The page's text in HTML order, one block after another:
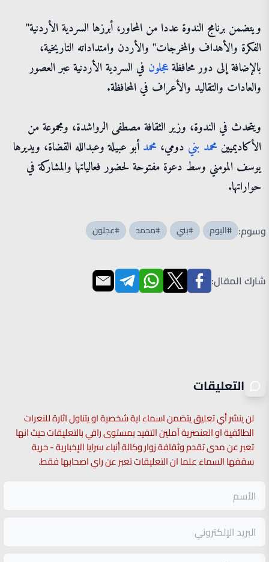
ويتضمن برنامج الندوة عددا من المحاور، أبرزها السردية الأردنية"
الفكرة والأهداف والمخرجات" والأردن وامتداداته التاريخية،
بالإضافة إلى دور محافظةعجلون في السردية الأردنية عبر العصور
والعادات والتقاليد والأعراف في المحافظة.
ويتحدث في الندوة، وزير الثقافة مصطفى الرواشدة، ومجموعة من
الأكاديميين محمد بني دومي، محمدأبو عبيلة وعبدالله القضاة، ويديرها
يوسف المومني وسط دعوة مفتوحة لحضور فعالياتها والمشاركة في
حواراتها.
وسوم: #اليوم #بني #محمد #عجلون
شارك المقال:
التعليقات
لن ينشر أي تعليق يتضمن اسماء اية شخصية او يتناول اثارة للنعرات
الطائفية او العنصرية آملين التقيد بمستوى راقي بالتعليقات حيث انها
تعبر عن مدى تقدم وثقافة زوار وكالة أنباء سرايا الإخبارية - حرية
سقفها السماء علما ان التعليقات تعبر عن راي اصحابها فقط.